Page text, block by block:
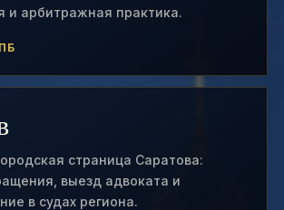
и арбитражная практика.
страница Саратова:
выезд адвоката и
в судах региона.